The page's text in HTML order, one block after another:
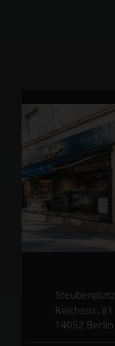
Steubenplatz
Reichsstr. 81
14052 Berlin